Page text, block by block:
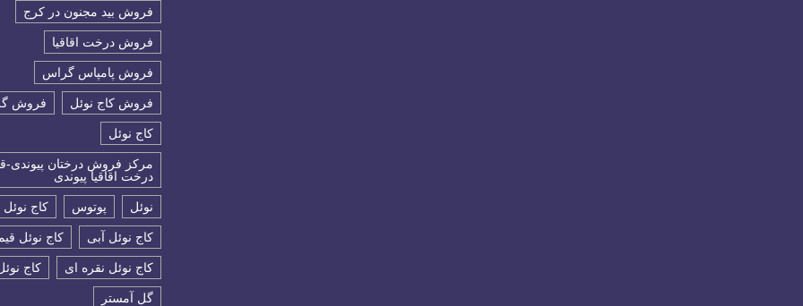
فروش بید مجنون در کرج
فروش درخت اقاقیا
فروش پامپاس گراس
فروش کاج نوئل فروش
كاج نوئل
مرکز فروش درختان پیوندی-
درخت اقاقیا پیوندی
نوئل پوتوس کاج نوئل
کاج نوئل آبی کاج نوئل
کاج نوئل نقره ای کاج
گل آمستر